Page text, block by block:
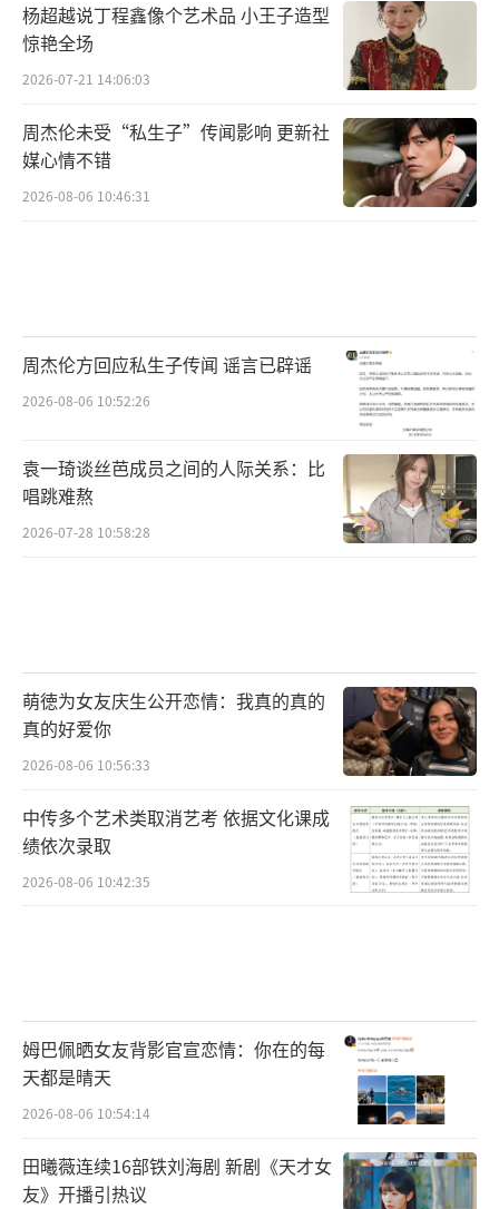
杨超越说丁程鑫像个艺术品 小王子造型
惊艳全场
2026-07-21 14:06:03
周杰伦未受“私生子”传闻影响 更新社
媒心情不错
2026-08-06 10:46:31
周杰伦方回应私生子传闻 谣言已辟谣
2026-08-06 10:52:26
袁一琦谈丝芭成员之间的人际关系：比
唱跳难熬
2026-07-28 10:58:28
萌徳为女友庆生公开恋情：我真的真的
真的好爱你
2026-08-06 10:56:33
中传多个艺术类取消艺考 依据文化课成
绩依次录取
2026-08-06 10:42:35
姆巴佩晒女友背影官宣恋情：你在的每
天都是晴天
2026-08-06 10:54:14
田曦薇连续16部铁刘海剧 新剧《天才女
友》开播引热议